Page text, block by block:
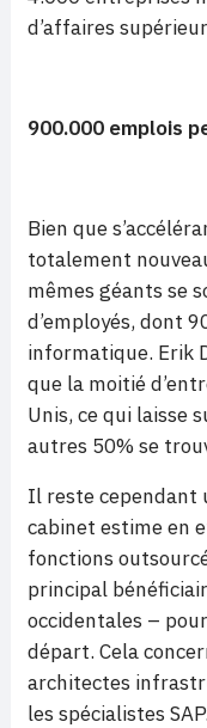
d’affaires
900.000 emplois
Bien que
totalement
mêmes géants se
d’employés, dont
informatique. Erik
que la moitié
Unis, ce qui laisse
autres 50% se
Il reste cependant
cabinet estime en
fonctions
principal
occidentales –
départ. Cela
architectes
les spécialistes